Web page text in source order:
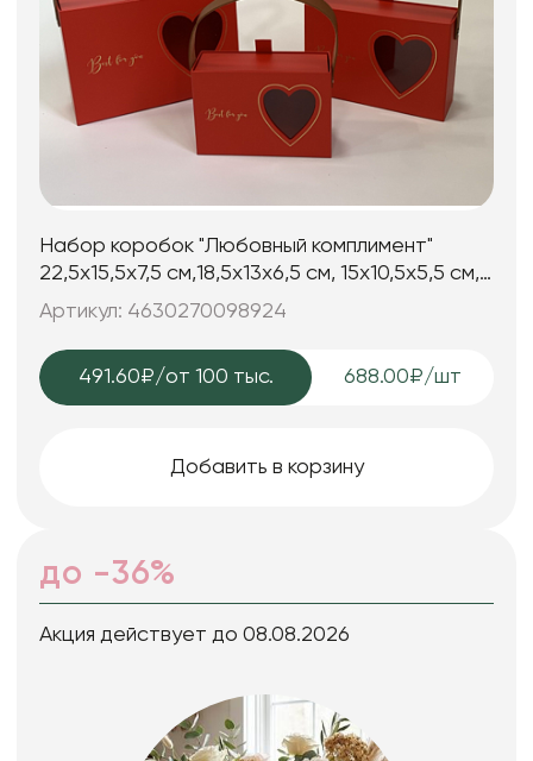
Набор коробок "Любовный комплимент"
22,5x15,5x7,5 см,18,5x13x6,5 см, 15x10,5x5,5 см,
3 шт., красный
Артикул: 4630270098924
491.60₽/от 100 тыс. 688.00₽/шт
Добавить в корзину
до -36%
Акция действует до 08.08.2026